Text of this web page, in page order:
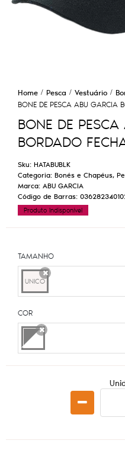
Home Pesca Vestuário
BONE DE PESCA ABU GARCIA
BONE DE
BORDADO
Sku: HATABUBLK
Categoria: Bonés e Chapéus,
Marca: ABU GARCIA
Código de Barras:
Produto Indisponível
TAMANHO
UNICO
x
COR